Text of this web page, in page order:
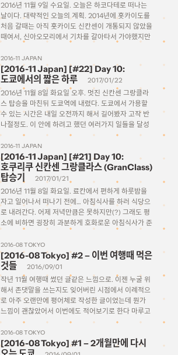
2016년 11월 9일 수요일. 오늘은 하코다테로 떠나는
날이다. 대략적인 오늘의 계획. 2014년에 홋카이도를
처음 갈때는 아직 홋카이도 신칸센이 개통되지 않았을
때여서, 신아오모리에서 기차를 갈아타서 가야했지만
지 바로 갈 수 있게 되었다! 시간도 굉장히 단축되었지
만 […]
2016-11 JAPAN
[2016-11 Japan] [#22] Day 10:
도쿄에서의 짧은 하루
2017/01/22
2016년 11월 8일 화요일 오후. 멋진 신칸센 그랑클라
스 탑승을 마친뒤 도쿄역에 내렸다. 도쿄에서 가용할
수 있는 시간은 내일 오전까지 해서 길어봤자 고작 반
나절정도. 이 안에 하려고 했던 여러가지 일들을 달성
(?)해내야 되는데, 약간 빡세다. 일단 숙소가 있는 신
주쿠로 이동해서, 가방을 드랍하기로 한다. […]
2016-11 JAPAN
[2016-11 Japan] [#21] Day 10:
호쿠리쿠 신칸센 그랑클라스 (GranClass)
탑승기
2017/01/21
2016년 11월 8일 화요일. 료칸에서 편하게 하룻밤을
자고 일어나서 떠나기 전에… 아침식사를 하러 식당으
로 내려간다. 어제 저녁만큼은 못하지만(?) 그래도 평
소에 비하면 굉장히 과분하게 호화로운 아침식사가 준
실에 있던 유카타를 입고 내려갔었는데 오늘은 그냥
편한 츄리닝 […]
2016-08 TOKYO
[2016-08 Tokyo] #2 – 이번 여행때 먹은
것들
2016/09/01
작년 11월 여행때 썼던 글같은 느낌으로. 이젠 누굴 위
해서 존댓말을 쓰는지도 잊어버린 시점에서 이례적으
로 아주 오랜만에 평어체로 작성한 글이었는데 뭔가
느낌이 괜찮았어서 이번에도 적어보기로 한다 마루고
(丸五) 8/25(목) 저녁. 아키하바라작성시점 타베로그
평점 ★3.97 [링크] 예전에 오사카에서 먹었던 느낌의
고급 돈카츠가 땡겨서 […]
2016-08 TOKYO
[2016-08 Tokyo] #1 – 2개월만에 다시